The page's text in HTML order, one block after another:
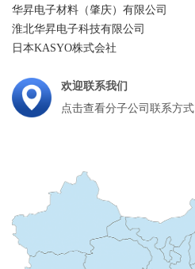
华昇电子材料（肇庆）有限公司
淮北华昇电子科技有限公司
日本KASYO株式会社
欢迎联系我们
点击查看分子公司联系方式